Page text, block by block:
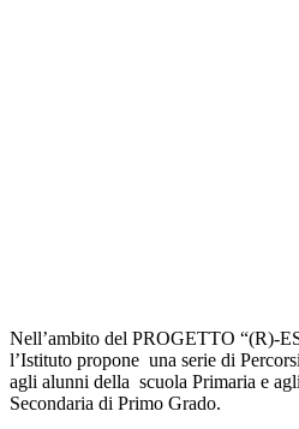
Nell’ambito del PROGETTO “(R)-
l’Istituto propone una serie di
agli alunni della scuola Primaria e
Secondaria di Primo Grado.